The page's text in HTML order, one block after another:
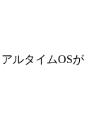
ルタイムOSが